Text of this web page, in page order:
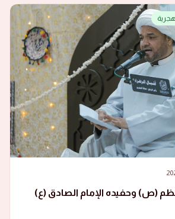
(ص) وحفيده الإمام الصادق (ع)